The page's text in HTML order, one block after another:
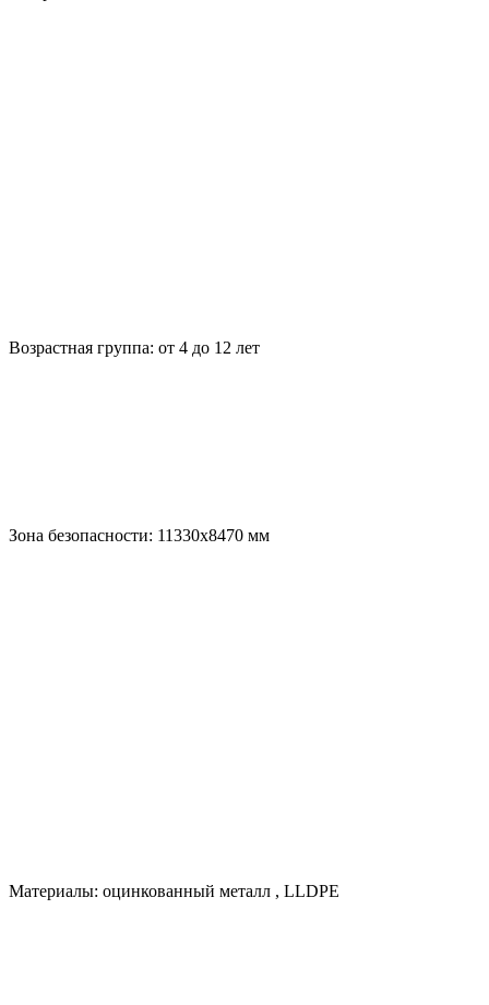
Возрастная группа: от 4 до 12 лет
Зона безопасности: 11330х8470 мм
Материалы: оцинкованный металл , LLDPE